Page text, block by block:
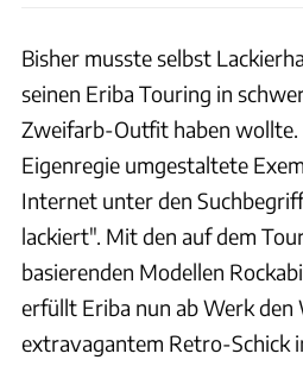
Bisher musste selbst
seinen Eriba Touring in
Zweifarb-Outfit haben wollte.
Eigenregie umgestaltete
Internet unter den
lackiert". Mit den auf dem
basierenden Modellen
erfüllt Eriba nun ab Werk den
extravagantem Retro-Schick